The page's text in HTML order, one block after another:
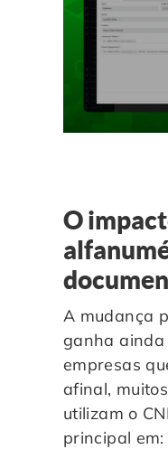
O
A mudança
ganha
empresas
afinal,
utilizam o
principal em: